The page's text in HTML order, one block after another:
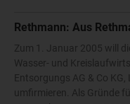
Rethmann: Aus
Zum 1. Januar 2005 will
Wasser- und
Entsorgungs AG & Co KG,
umfirmieren. Als Gründe